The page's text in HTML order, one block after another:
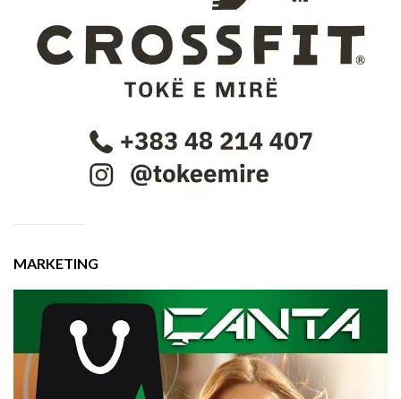
MARKETING